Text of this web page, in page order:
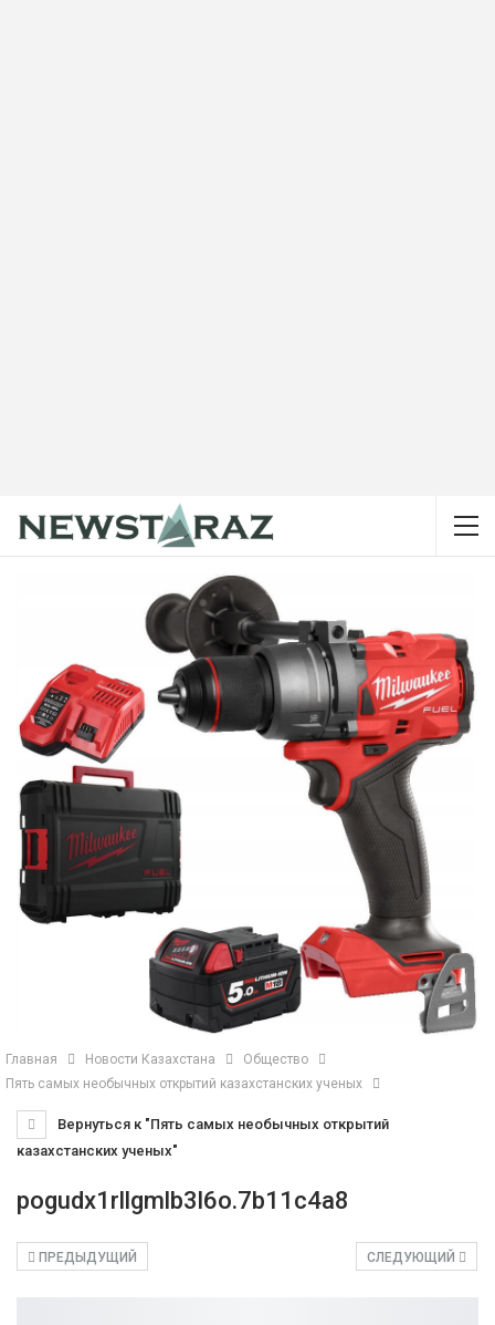
Главная Новости Казахстана
Общество
Пять самых необычных открытий казахстанских ученых
Вернуться к "Пять самых необычных открытий
казахстанских ученых"
pogudx1rllgmlb3l6o.7b11c4a8
СЛЕДУЮЩИЙ
ПРЕДЫДУЩИЙ